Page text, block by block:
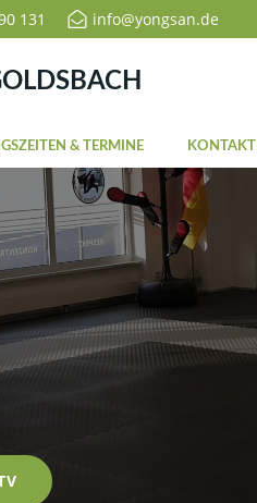
131 info@yongsan.de
& TERMINE KONTAKT